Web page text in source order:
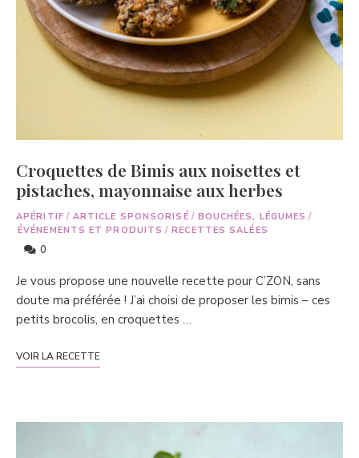
Croquettes de Bimis aux noisettes et
pistaches, mayonnaise aux herbes
APÉRITIF / ARTICLE SPONSORISÉ / BOUCHÉES, LÉGUMES /
ÉVÉNEMENTS ET PRODUITS / RECETTES SALÉES
0
Je vous propose une nouvelle recette pour C’ZON, sans
doute ma préférée ! J’ai choisi de proposer les bimis – ces
petits brocolis, en croquettes …
VOIR LA RECETTE